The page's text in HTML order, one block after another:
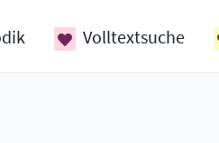
Volltextsuche